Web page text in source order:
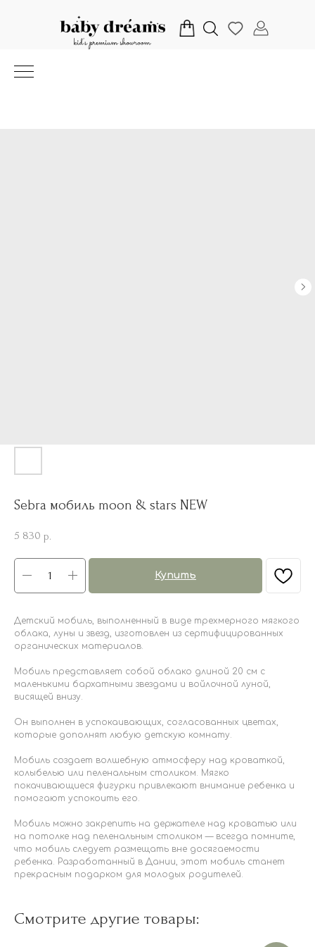
Sebra мобиль moon & stars NEW
5 830 р.
Купить
Детский мобиль, выполненный в виде трехмерного мягкого
облака, луны и звезд, изготовлен из сертифицированных
органических материалов.
Мобиль представляет собой облако длиной 20 см с
маленькими бархатными звездами и войлочной луной,
висящей внизу.
Он выполнен в успокаивающих, согласованных цветах,
которые дополнят любую детскую комнату.
Мобиль создает волшебную атмосферу над кроваткой,
колыбелью или пеленальным столиком. Мягко
покачивающиеся фигурки привлекают внимание ребенка и
помогают успокоить его.
Мобиль можно закрепить на держателе над кроватью или
на потолке над пеленальным столиком — всегда помните,
что мобиль следует размещать вне досягаемости
ребенка. Разработанный в Дании, этот мобиль станет
прекрасным подарком для молодых родителей.
Смотрите другие товары: